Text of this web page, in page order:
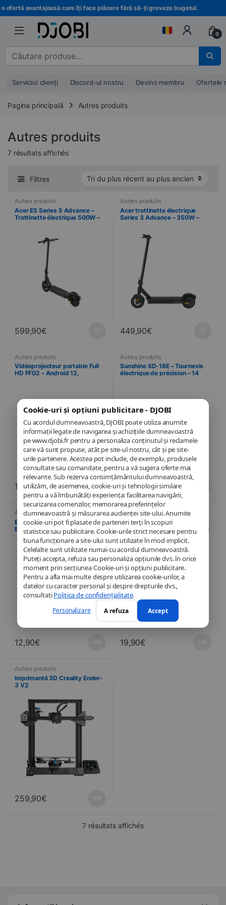
Cookie-uri și opțiuni publicitare - DJOBI
Cu acordul dumneavoastră, DJOBI poate utiliza anumite
informații legate de navigarea și achizițiile dumneavoastră
pe www.djobi.fr pentru a personaliza conținutul și reclamele
care vă sunt propuse, atât pe site-ul nostru, cât și pe site-
urile partenere. Acestea pot include, de exemplu, produsele
consultate sau comandate, pentru a vă sugera oferte mai
relevante. Sub rezerva consimțământului dumneavoastră,
utilizăm, de asemenea, cookie-uri și tehnologii similare
pentru a vă îmbunătăți experiența: facilitarea navigării,
securizarea comenzilor, memorarea preferințelor
dumneavoastră și măsurarea audienței site-ului. Anumite
cookie-uri pot fi plasate de parteneri terți în scopuri
statistice sau publicitare. Cookie-urile strict necesare pentru
buna funcționare a site-ului sunt utilizate în mod implicit.
Celelalte sunt utilizate numai cu acordul dumneavoastră.
Puteți accepta, refuza sau personaliza opțiunile dvs. în orice
moment prin secțiunea Cookie-uri și opțiuni publicitare.
Pentru a afla mai multe despre utilizarea cookie-urilor, a
datelor cu caracter personal și despre drepturile dvs.,
consultațiPolitica de confidențialitate.
Personalizare A refuza Accept
Treci la navigare
Treci la conținut
avantajoasă care îți face plăcere fără să-ți greveze bugetul.
0
Căutare pentru :
Serviciul clienți Discord-ul nostru Devino membru Ofertele
Pagina principală Autres produits
Autres produits
7 résultats affichésTrié du plus récent au plus ancien
Filtres
Autres produits
Acer ES Series 5 Advance –
Trottinette électrique 500W –
599,90€
Autres produits
Acer trottinette électrique
Series 3 Advance – 350W –
449,90€
Autres produits
Vidéoprojecteur portable Full
HD FF02 – Android 12,
199,90€
Autres produits
Sunshine SD-18E – Tournevis
électrique de précision – 14
69,90€
Autres produits
Elgydium Style Electric 1 –
Brosse à Dents Électrique
Bleue Éco-Responsable
12,90€
Autres produits
Autocollant Magnétique
Flexible – Ender 3 S1/Ender 3/3
V2/3 Pro/Ender 5
19,90€
Autres produits
Imprimantă 3D Creality Ender-
3 V2
259,90€
7 résultats affichésTrié du plus récent au